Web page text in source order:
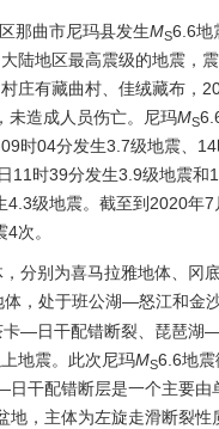
那曲市尼玛县发生MS6.6地
陆地区最高震级的地震，
庄有藏曲村、佳绒藏布，
未造成人员伤亡。尼玛MS
时04分发生3.7级地震、
11时39分发生3.9级地震和
级地震。截至到2020年7
次。
分别为喜马拉雅地体、冈
体，处于班公湖—怒江和金
—日干配错断裂、琵琶湖—
地震。此次尼玛MS6.6地
干配错断层是一个主要由
地，主体为左旋走滑断裂性